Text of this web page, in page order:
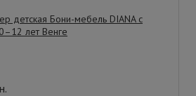
детская Бони-мебель DIANA с
лет Венге